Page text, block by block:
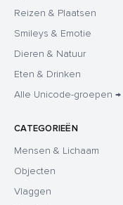
Reizen & Plaatsen
Smileys & Emotie
Dieren & Natuur
Eten & Drinken
Alle Unicode-groepen →
CATEGORIEËN
Mensen & Lichaam
Objecten
Vlaggen